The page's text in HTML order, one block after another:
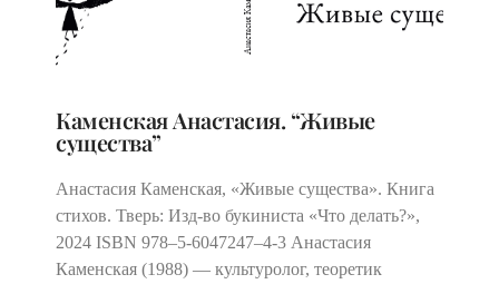
Каменская Анастасия. “Живые
существа”
Анастасия Каменская, «Живые существа». Книга
стихов. Тверь: Изд-во букиниста «Что делать?»,
2024 ISBN 978–5‑6047247–4‑3 Анастасия
Каменская (1988) — культуролог, теоретик